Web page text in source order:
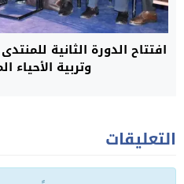
افتتاح الدورة الثانية
وتربية الأحياء
التعليقات